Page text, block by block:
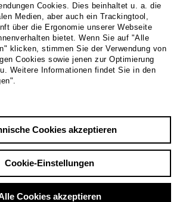
(Titschy)
Cookies. Dies beinhaltet u. a. die
Medien, aber auch ein Trackingtool,
über die Ergonomie unserer Webseite
bietet. Wenn Sie auf "Alle
klicken, stimmen Sie der Verwendung von
Cookies sowie jenen zur Optimierung
Weitere Informationen findet Sie in den
Cookies akzeptieren
Cookie-Einstellungen
Cookies akzeptieren